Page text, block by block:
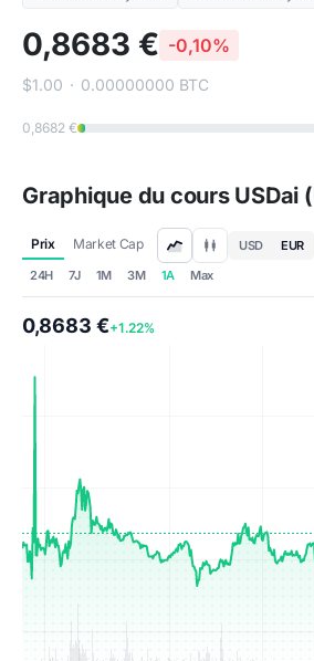
0,8683 € -0,10%
$1.00 · 0.00000000 BTC
0,8682 €
Graphique du cours USDai
Prix Market Cap USD
EUR
24H
7J 1M 3M 1A Max
0,8683 €+1.22%